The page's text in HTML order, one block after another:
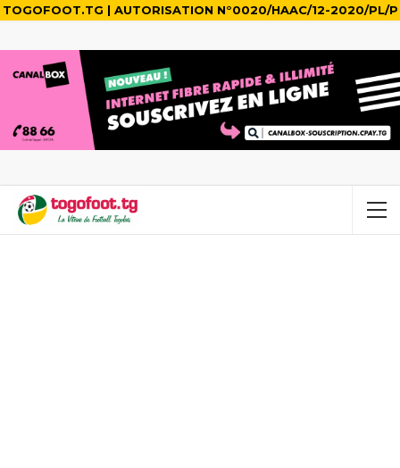
TOGOFOOT.TG | AUTORISATION N°0020/HAAC/12-2020/PL/P